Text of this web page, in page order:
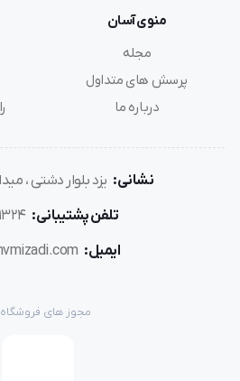
منوی آسان
مجله
پرسش های متداول
درباره ما
نشانی: یزد بلوار دشتی ،
تلفن پشتیبانی:
ایمیل:
مجوز های فروشگاه